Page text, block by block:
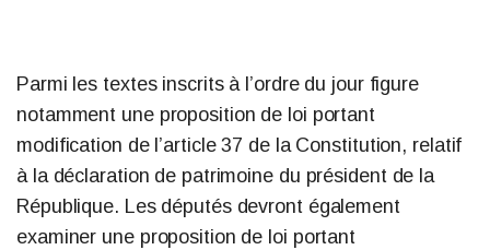
Parmi les textes inscrits à l’ordre du jour figure
notamment une proposition de loi portant
modification de l’article 37 de la Constitution, relatif
à la déclaration de patrimoine du président de la
République. Les députés devront également
examiner une proposition de loi portant